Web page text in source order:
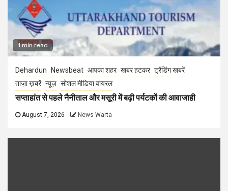
1 min read
Dehardun Newsbeat आपका शहर खबर हटकर ट्रेंडिंग खबरें
ताज़ा ख़बरें न्यूज़ सोशल मीडिया वायरल
सप्ताहांत से पहले नैनीताल और मसूरी में बढ़ी पर्यटकों की आवाजाही
August 7, 2026 News Warta